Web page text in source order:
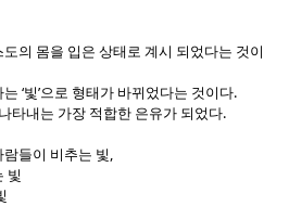
의 몸을 입은 상태로 계시 되었다는 것이
는‘빛’으로 형태가 바뀌었다는 것이다.
타내는 가장 적합한 은유가 되었다.
들이 비추는 빛 ,
빛